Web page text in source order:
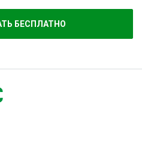
БЕСПЛАТНО